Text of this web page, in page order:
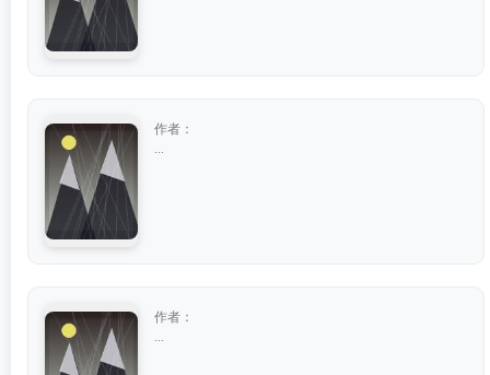
作者：
作者：